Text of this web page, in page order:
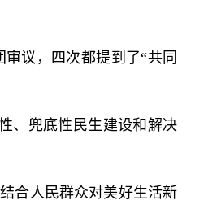
议，四次都提到了“共同
、兜底性民生建设和解决
合人民群众对美好生活新